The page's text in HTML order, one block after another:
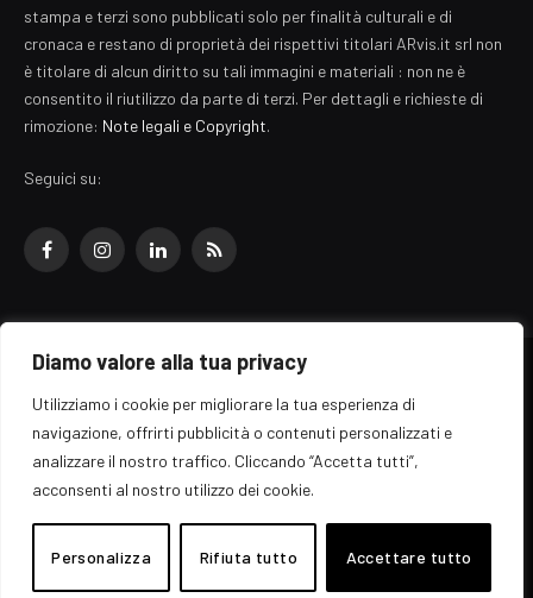
Diamo valore alla tua privacy
Utilizziamo i cookie per migliorare la tua esperienza di
navigazione, offrirti pubblicità o contenuti personalizzati e
analizzare il nostro traffico. Cliccando “Accetta tutti”,
acconsenti al nostro utilizzo dei cookie.
Personalizza Rifiuta tutto Accettare tutto
stampa e terzi sono pubblicati solo per finalità culturali e di
cronaca e restano di proprietà dei rispettivi titolari ARvis.it srl non
è titolare di alcun diritto su tali immagini e materiali : non ne è
consentito il riutilizzo da parte di terzi. Per dettagli e richieste di
rimozione: Note legali e Copyright.
Seguici su:
FacebookInstagramLinkedInRSS
© 2026 EZ Rome Designed by ARvis.it
Il portale EZ Rome e' una testata giornalistica di carattere generalista
registrata al tribunale di Roma - Numero 389/2008
Direttore responsabile: Raffaella Roani - ISSN: 2036-783X
Edito da ARvis.it srl - via Alessandria 88 - 00198 Roma CF/PI/R.I.
Home Informazioni